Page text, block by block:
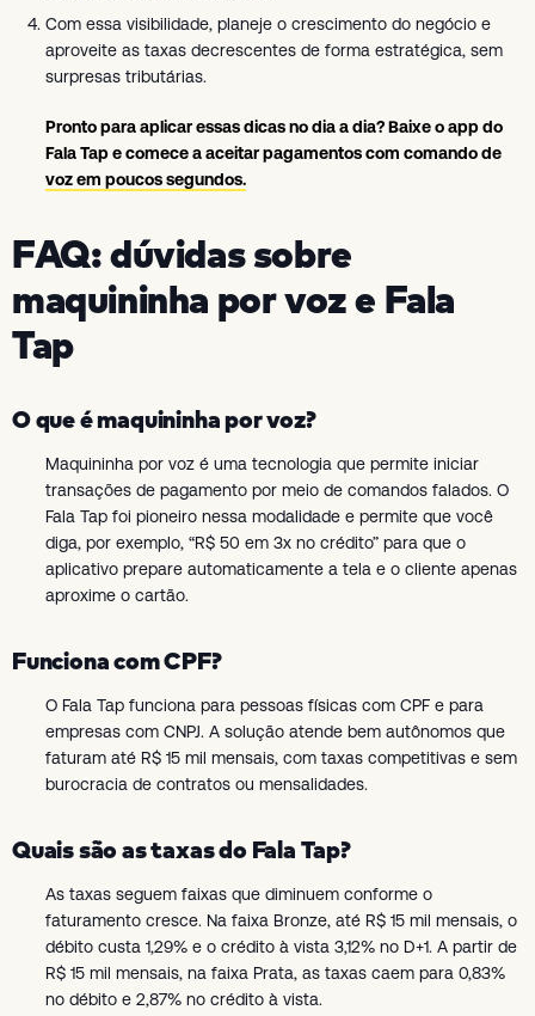
Com essa visibilidade, planeje o crescimento do negócio e
aproveite as taxas decrescentes de forma estratégica, sem
surpresas tributárias.
Pronto para aplicar essas dicas no dia a dia? Baixe o app do
Fala Tap e comece a aceitar pagamentos com comando de
voz em poucos segundos.
FAQ: dúvidas sobre
maquininha por voz e Fala
Tap
O que é maquininha por voz?
Maquininha por voz é uma tecnologia que permite iniciar
transações de pagamento por meio de comandos falados. O
Fala Tap foi pioneiro nessa modalidade e permite que você
diga, por exemplo, “R$ 50 em 3x no crédito” para que o
aplicativo prepare automaticamente a tela e o cliente apenas
aproxime o cartão.
Funciona com CPF?
O Fala Tap funciona para pessoas físicas com CPF e para
empresas com CNPJ. A solução atende bem autônomos que
faturam até R$ 15 mil mensais, com taxas competitivas e sem
burocracia de contratos ou mensalidades.
Quais são as taxas do Fala Tap?
As taxas seguem faixas que diminuem conforme o
faturamento cresce. Na faixa Bronze, até R$ 15 mil mensais, o
débito custa 1,29% e o crédito à vista 3,12% no D+1. A partir de
R$ 15 mil mensais, na faixa Prata, as taxas caem para 0,83%
no débito e 2,87% no crédito à vista.